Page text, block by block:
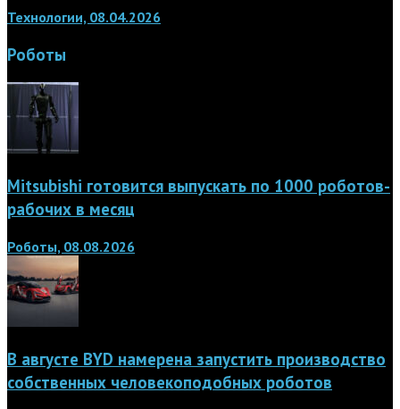
Технологии, 08.04.2026
Роботы
Mitsubishi готовится выпускать по 1000 роботов-
рабочих в месяц
Роботы, 08.08.2026
В августе BYD намерена запустить производство
собственных человекоподобных роботов